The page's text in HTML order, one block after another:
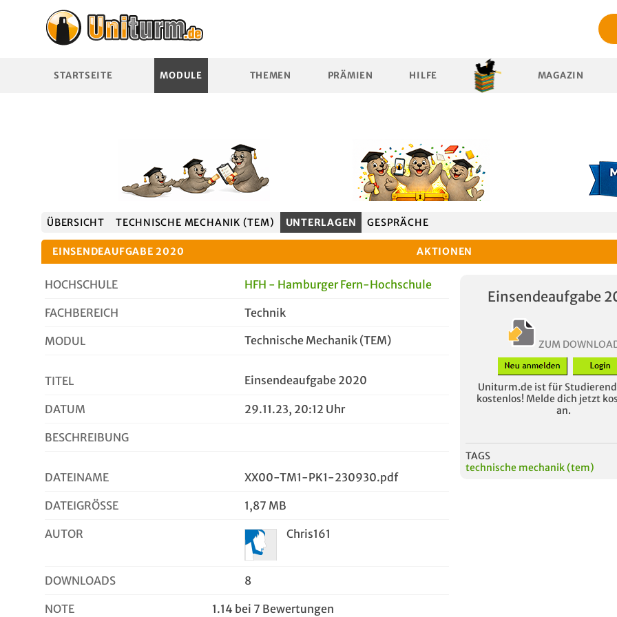
STARTSEITE MODULE THEMEN PRÄMIEN HILFE MAGAZIN
ÜBERSICHT TECHNISCHE MECHANIK (TEM) UNTERLAGEN GESPRÄCHE
EINSENDEAUFGABE 2020 AKTIONEN
HOCHSCHULE HFH - Hamburger Fern-Hochschule
FACHBEREICH Technik
MODUL Technische Mechanik (TEM)
TITEL Einsendeaufgabe 2020
DATUM 29.11.23, 20:12 Uhr
BESCHREIBUNG
DATEINAME XX00-TM1-PK1-230930.pdf
DATEIGRÖSSE 1,87 MB
AUTOR Chris161
DOWNLOADS 8
Einsendeaufgabe
ZUM
Uniturm.de ist für
kostenlos! Melde dich jetzt
an.
TAGS
technische mechanik (tem)
NOTE 1.14 bei 7 Bewertungen